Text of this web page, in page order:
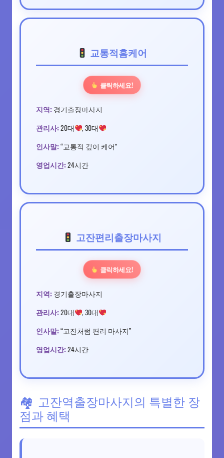
교통적홈케어
클릭하세요!
지역: 경기출장마사지
관리사: 20대 , 30대
인사말: “교통적 깊이 케어”
영업시간: 24시간
고잔편리출장마사지
클릭하세요!
지역: 경기출장마사지
관리사: 20대 , 30대
인사말: “고잔처럼 편리 마사지”
영업시간: 24시간
고잔역출장마사지의 특별한 장
점과 혜택